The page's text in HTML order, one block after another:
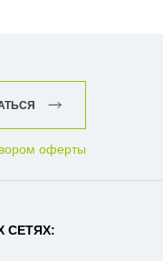
оферты
СЕТЯХ: